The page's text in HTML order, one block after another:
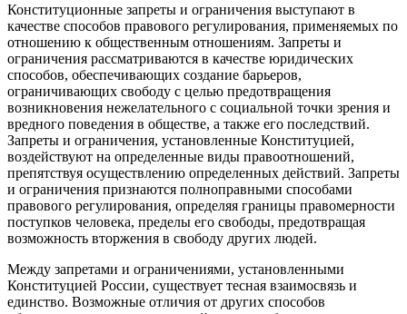
Конституционные запреты и ограничения выступают в
качестве способов правового регулирования, применяемых по
отношению к общественным отношениям. Запреты и
ограничения рассматриваются в качестве юридических
способов, обеспечивающих создание барьеров,
ограничивающих свободу с целью предотвращения
возникновения нежелательного с социальной точки зрения и
вредного поведения в обществе, а также его последствий.
Запреты и ограничения, установленные Конституцией,
воздействуют на определенные виды правоотношений,
препятствуя осуществлению определенных действий. Запреты
и ограничения признаются полноправными способами
правового регулирования, определяя границы правомерности
поступков человека, пределы его свободы, предотвращая
возможность вторжения в свободу других людей.
Между запретами и ограничениями, установленными
Конституцией России, существует тесная взаимосвязь и
единство. Возможные отличия от других способов